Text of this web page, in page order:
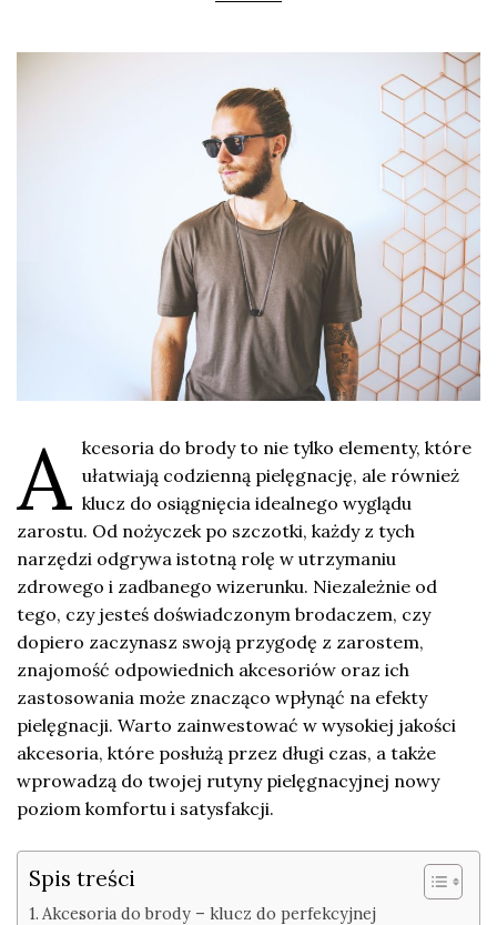
A kcesoria do brody to nie tylko elementy, które
ułatwiają codzienną pielęgnację, ale również
klucz do osiągnięcia idealnego wyglądu
zarostu. Od nożyczek po szczotki, każdy z tych
narzędzi odgrywa istotną rolę w utrzymaniu
zdrowego i zadbanego wizerunku. Niezależnie od
tego, czy jesteś doświadczonym brodaczem, czy
dopiero zaczynasz swoją przygodę z zarostem,
znajomość odpowiednich akcesoriów oraz ich
zastosowania może znacząco wpłynąć na efekty
pielęgnacji. Warto zainwestować w wysokiej jakości
akcesoria, które posłużą przez długi czas, a także
wprowadzą do twojej rutyny pielęgnacyjnej nowy
poziom komfortu i satysfakcji.
Spis treści
Akcesoria do brody – klucz do perfekcyjnej